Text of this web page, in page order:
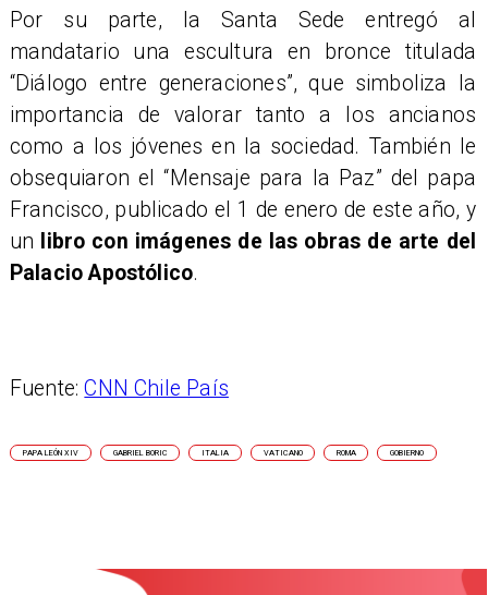
Por su parte, la Santa Sede entregó al
mandatario una escultura en bronce titulada
“Diálogo entre generaciones”, que simboliza la
importancia de valorar tanto a los ancianos
como a los jóvenes en la sociedad. También le
obsequiaron el “Mensaje para la Paz” del papa
Francisco, publicado el 1 de enero de este año, y
un
libro con imágenes de las obras de arte del
Palacio Apostólico.
Fuente:CNN Chile País
PAPA LEÓN XIV GABRIEL BORIC ITALIA VATICANO ROMA GOBIERNO